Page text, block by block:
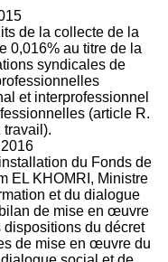
de la collecte de la
0,016% au titre de la
syndicales de
et interprofessionnel
(article R.
travail).
du Fonds de
EL KHOMRI, Ministre
et du dialogue
de mise en œuvre
du décret
de mise en œuvre du